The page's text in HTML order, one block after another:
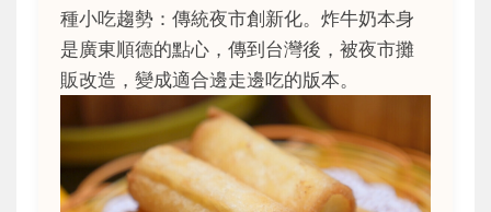
種小吃趨勢：傳統夜市創新化。炸牛奶本身
是廣東順德的點心，傳到台灣後，被夜市攤
販改造，變成適合邊走邊吃的版本。